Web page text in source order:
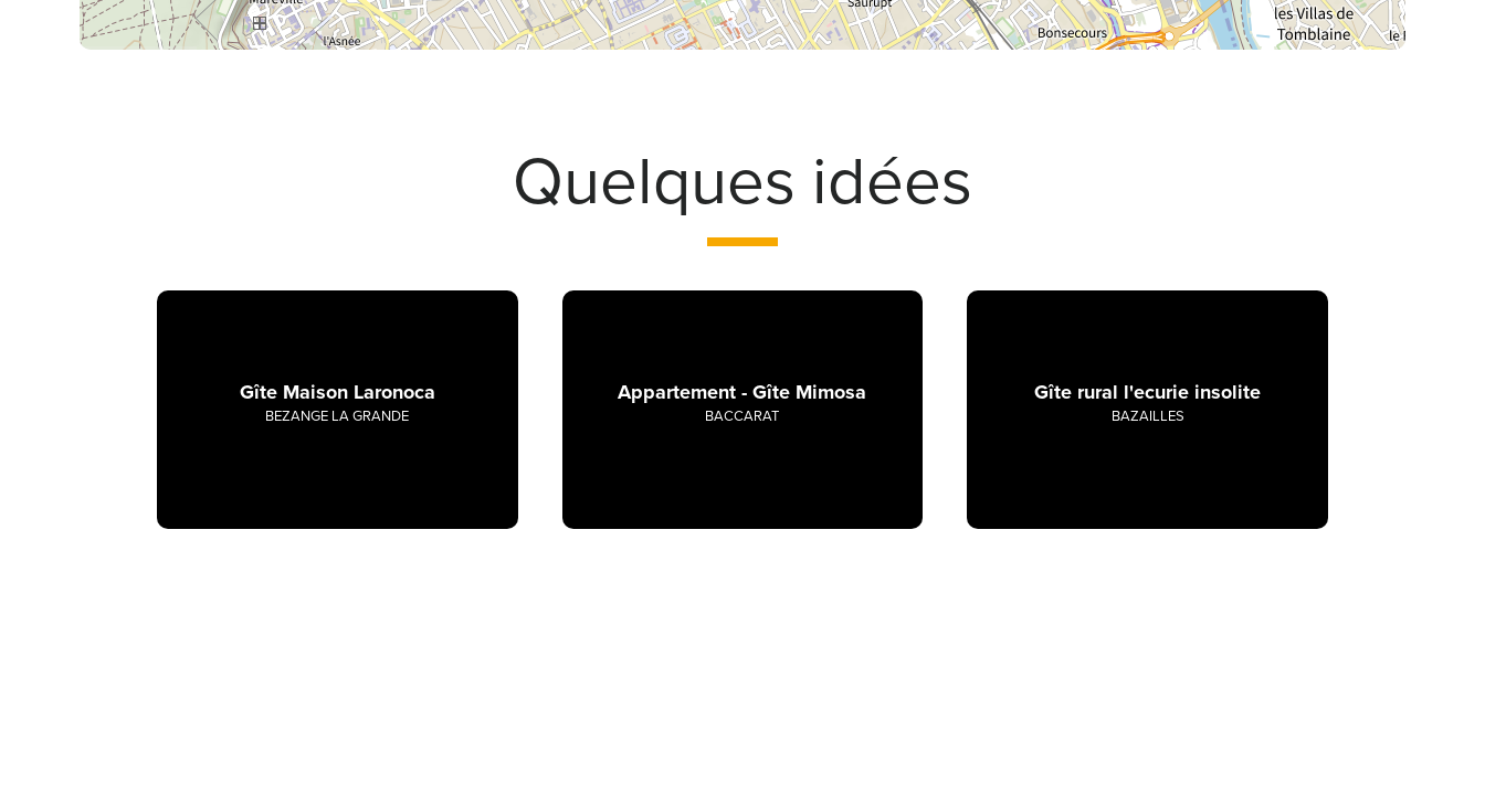
Quelques idées
Gîte Maison Laronoca
BEZANGE LA GRANDE
Appartement - Gîte Mimosa
BACCARAT
Gîte rural l'ecurie insolite
BAZAILLES